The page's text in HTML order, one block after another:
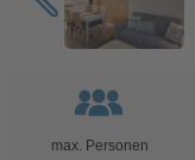
max. Personen